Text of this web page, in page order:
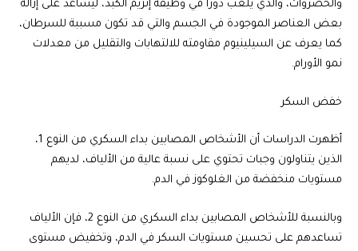
والخضروات، والذي يلعب دورا في وظيفة إنزيم الكبد، ليساعد على إزالة
بعض العناصر الموجودة في الجسم والتي قد تكون مسببة للسرطان،
كما يعرف عن السيلينيوم مقاومته للالتهابات والتقليل من معدلات
نمو الأورام.
خفض السكر
أظهرت الدراسات أن الأشخاص المصابين بداء السكري من النوع 1،
الذين يتناولون وجبات تحتوي على نسبة عالية من الألياف، لديهم
مستويات منخفضة من الغلوكوز في الدم.
وبالنسبة للأشخاص المصابين بداء السكري من النوع 2، فإن الألياف
تساعدهم على تحسين مستويات السكر في الدم، وتخفيض مستوى